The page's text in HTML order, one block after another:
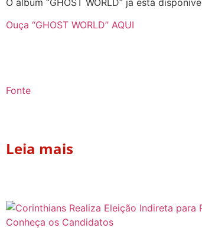
Ouça “GHOST WORLD” AQUI
Fonte
Leia mais